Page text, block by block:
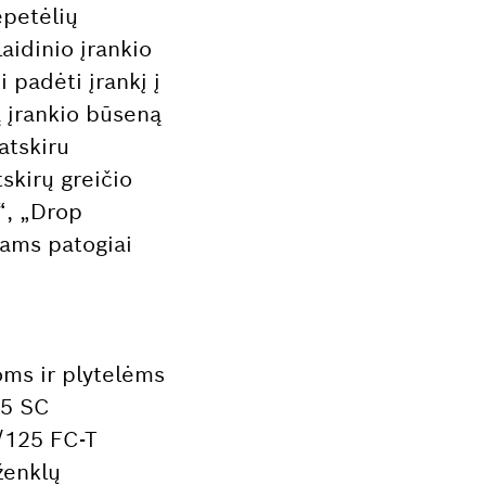
įrankio
padėti įrankį į
būseną
greičio
„Drop
patogiai
ir plytelėms
SC
FC-T